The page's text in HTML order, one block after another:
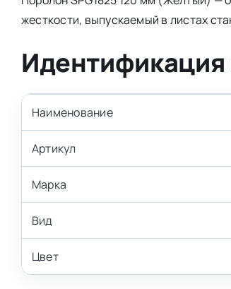
жесткости, выпускаемый в листах
Идентификация
Наименование
Артикул
Марка
Вид
Цвет